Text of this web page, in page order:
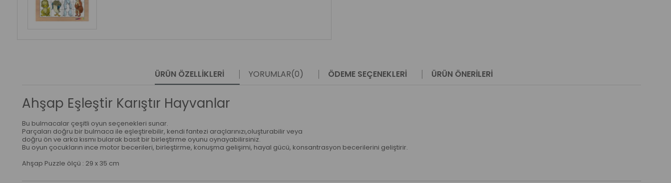
ÜRÜN ÖZELLIKLERI YORUMLAR(0) ÖDEME SEÇENEKLERI ÜRÜN ÖNERILERI
Ahşap Eşleştir Karıştır Hayvanlar
Bu bulmacalar çeşitli oyun seçenekleri sunar.
Parçaları doğru bir bulmaca ile eşleştirebilir, kendi fantezi araçlarınızı,oluşturabilir veya
doğru ön ve arka kısmı bularak basit bir birleştirme oyunu oynayabilirsiniz.
Bu oyun çocukların ince motor becerileri, birleştirme, konuşma gelişimi, hayal gücü, konsantrasyon becerilerini geliştirir.
Ahşap Puzzle ölçü : 29 x 35 cm